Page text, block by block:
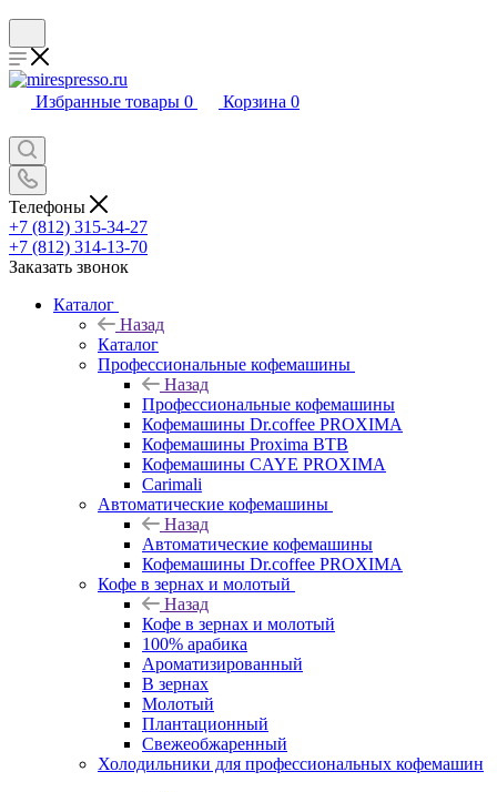
Избранные товары 0 Корзина 0
Телефоны
+7 (812) 315-34-27
+7 (812) 314-13-70
Заказать звонок
Каталог
Назад
Каталог
Профессиональные кофемашины
Назад
Профессиональные кофемашины
Кофемашины Dr.coffee PROXIMA
Кофемашины Proxima BTB
Кофемашины CAYE PROXIMA
Carimali
Автоматические кофемашины
Назад
Автоматические кофемашины
Кофемашины Dr.coffee PROXIMA
Кофе в зернах и молотый
Назад
Кофе в зернах и молотый
100% арабика
Ароматизированный
В зернах
Молотый
Плантационный
Свежеобжаренный
Холодильники для профессиональных кофемашин